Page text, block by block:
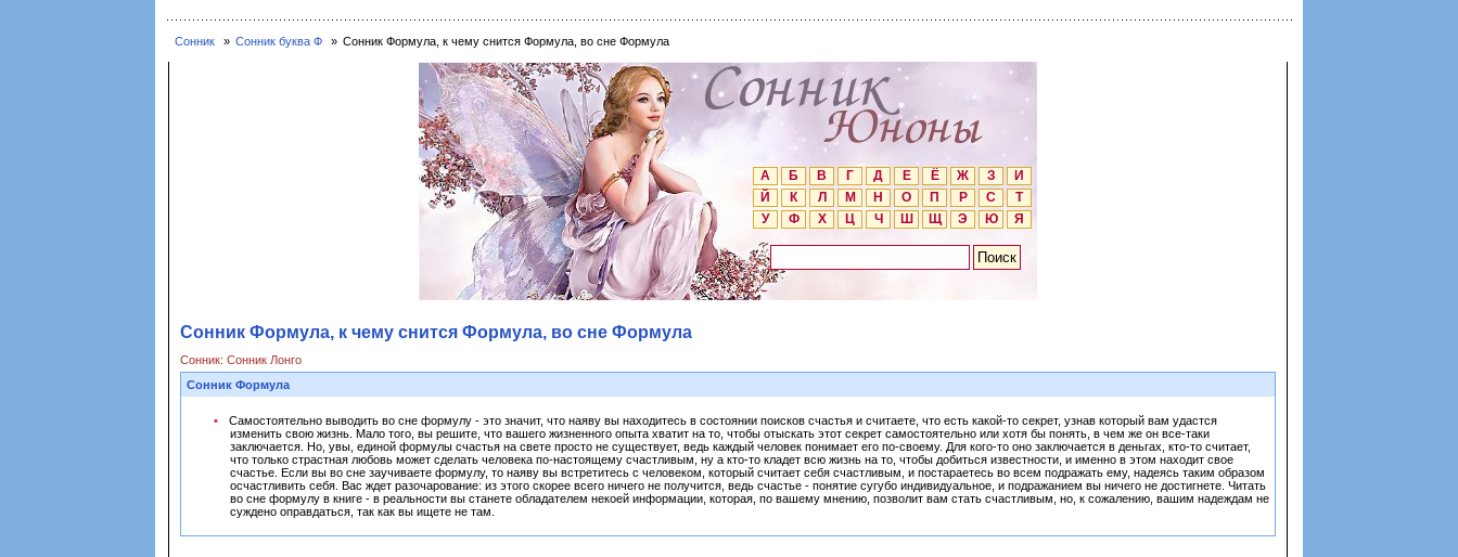
Сонник Сонник буква Ф Сонник Формула, к чему снится Формула, во сне Формула
А Б В Г Д Е Ё Ж З
И
Й
К Л М Н О П Р С
Т
У
Ф Х Ц Ч Ш Щ Э Ю Я
Сонник Формула, к чему снится Формула, во сне Формула
Сонник: Сонник Лонго
Сонник Формула
Самостоятельно выводить во сне формулу - это значит, что наяву вы находитесь в состоянии поисков счастья и считаете, что есть какой-то секрет, узнав который вам удастся
изменить свою жизнь. Мало того, вы решите, что вашего жизненного опыта хватит на то, чтобы отыскать этот секрет самостоятельно или хотя бы понять, в чем же он все-таки
заключается. Но, увы, единой формулы счастья на свете просто не существует, ведь каждый человек понимает его по-своему. Для кого-то оно заключается в деньгах, кто-то считает,
что только страстная любовь может сделать человека по-настоящему счастливым, ну а кто-то кладет всю жизнь на то, чтобы добиться известности, и именно в этом находит свое
счастье. Если вы во сне заучиваете формулу, то наяву вы встретитесь с человеком, который считает себя счастливым, и постараетесь во всем подражать ему, надеясь таким образом
осчастливить себя. Вас ждет разочарование: из этого скорее всего ничего не получится, ведь счастье - понятие сугубо индивидуальное, и подражанием вы ничего не достигнете. Читать
во сне формулу в книге - в реальности вы станете обладателем некоей информации, которая, по вашему мнению, позволит вам стать счастливым, но, к сожалению, вашим надеждам не
суждено оправдаться, так как вы ищете не там.